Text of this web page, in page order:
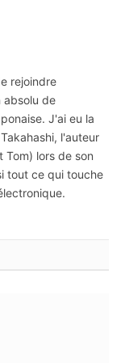
rejoindre
absolu de
J'ai eu la
l'auteur
Tom) lors de son
tout ce qui touche